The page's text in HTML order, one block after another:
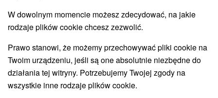
Ośrodki i miasteczka dziecięce(3)
Jeziora, jeziora, zbiorniki wodne(4)
Aquaparki, baseny Kościoły drewniane (1)
Pomniki Zabytki techniki Atrakcje dla dzieci (16)
Tarcze Escaperoom (5) Ogrody botaniczne
Ogrody zoologiczne i fermy zwierząt
Muzea i galerie Atrakcje turystyczne
W dowolnym momencie możesz zdecydować, na jakie
rodzaje plików cookie chcesz zezwolić.
Prawo stanowi, że możemy przechowywać pliki cookie na
Twoim urządzeniu, jeśli są one absolutnie niezbędne do
działania tej witryny. Potrzebujemy Twojej zgody na
wszystkie inne rodzaje plików cookie.